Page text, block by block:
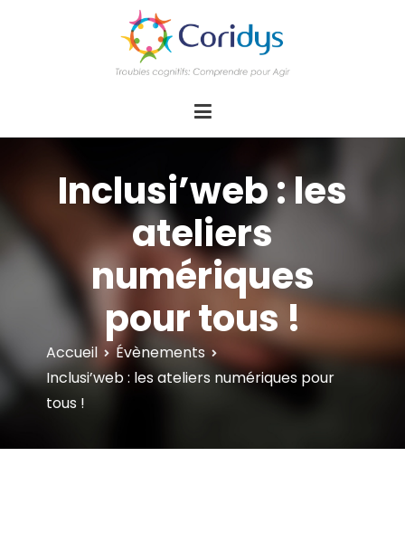
d'actions Information Accompagnement
Innovation/E­xpertise Formations autour des
Inclusi’web : les
ateliers
numériques
pour tous !
Accueil
Évènements
Inclusi’web : les ateliers numériques pour
tous !